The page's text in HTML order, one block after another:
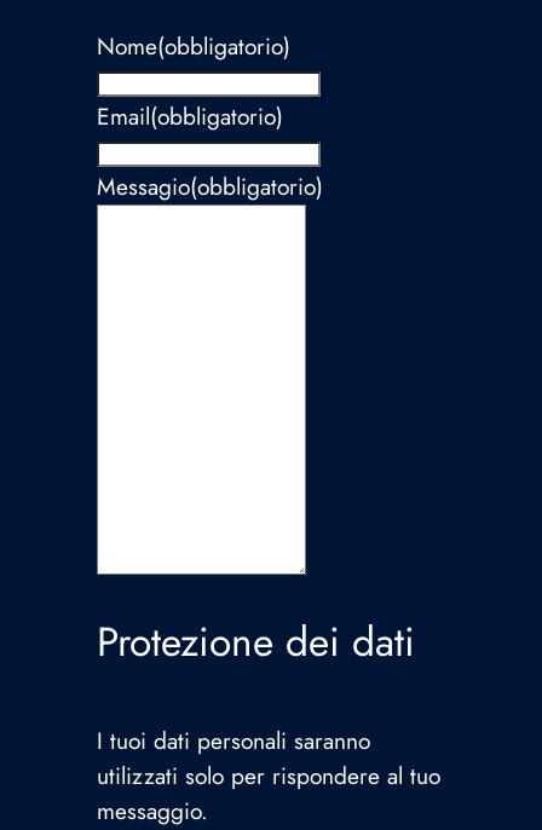
Nome(obbligatorio)
Email(obbligatorio)
Messagio(obbligatorio)
Protezione dei dati
I tuoi dati personali saranno
utilizzati solo per rispondere al tuo
messaggio.